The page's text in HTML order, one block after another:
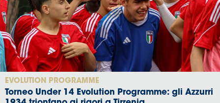
EVOLUTION PROGRAMME
Torneo Under 14 Evolution Programme: gli Azzurri